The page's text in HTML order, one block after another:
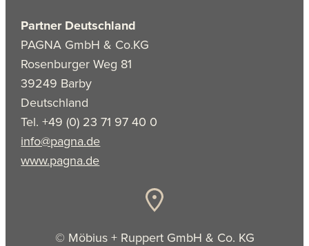
Partner Deutschland
PAGNA GmbH & Co.KG
Rosenburger Weg 81
39249 Barby
Deutschland
Tel. +49 (0) 23 71 97 40 0
info@pagna.de
www.pagna.de
© Möbius + Ruppert GmbH & Co. KG